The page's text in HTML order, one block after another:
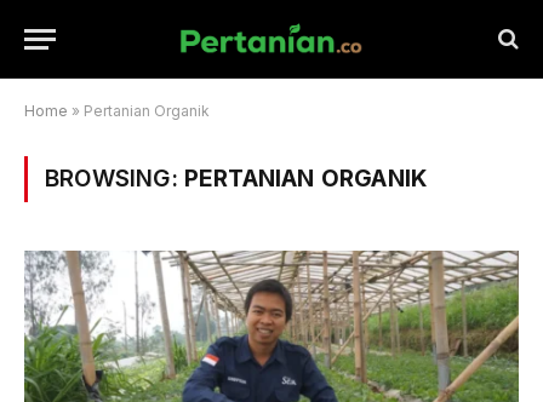
Home » Pertanian Organik
BROWSING: PERTANIAN ORGANIK